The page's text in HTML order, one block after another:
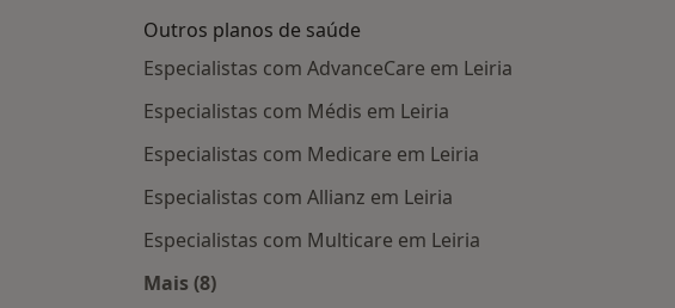
Outros planos de saúde
Especialistas com AdvanceCare em Leiria
Especialistas com Médis em Leiria
Especialistas com Medicare em Leiria
Especialistas com Allianz em Leiria
Especialistas com Multicare em Leiria
Mais (8)